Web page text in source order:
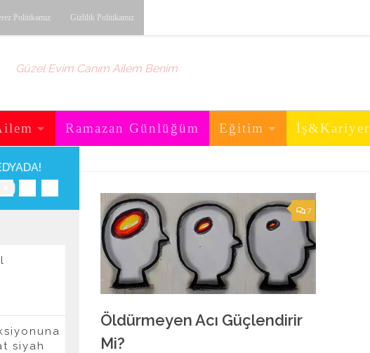
Politikamız Gizlilik Politikamız
Güzel Evim Canım Ailem Benim
Ramazan Günlüğüm Eğitim İş&Kariyer
7
Öldürmeyen Acı Güçlendirir
Mi?
siyah